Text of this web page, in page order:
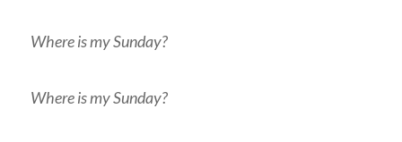
Where is my Sunday?
Where is my Sunday?